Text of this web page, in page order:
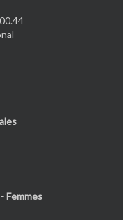
Femmes